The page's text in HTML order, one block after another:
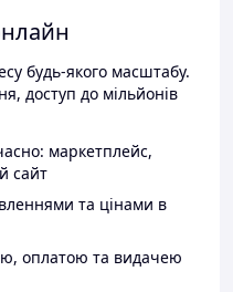
будь-якого масштабу.
доступ до мільйонів
маркетплейс,
сайт
та цінами в
оплатою та видачею